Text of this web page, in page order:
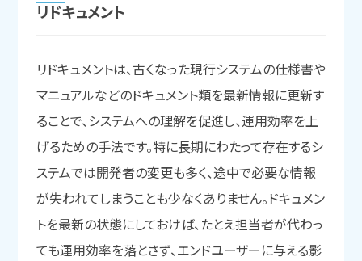
リドキュメント
リドキュメントは、古くなった現行システムの仕様書や
マニュアルなどのドキュメント類を最新情報に更新す
ることで、システムへの理解を促進し、運用効率を上
げるための手法です。特に長期にわたって存在するシ
ステムでは開発者の変更も多く、途中で必要な情報
が失われてしまうことも少なくありません。ドキュメン
トを最新の状態にしておけば、たとえ担当者が代わっ
ても運用効率を落とさず、エンドユーザーに与える影